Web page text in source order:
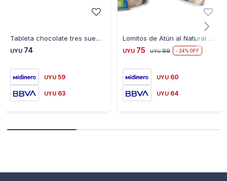
Tableta chocolate tres sueños U663 25GR sin gluten - AZUL
UYU 74
UYU 59
UYU 63
Lomitos de Atún al Natural Montalvo 160 Grs
UYU 75 UYU 99 24
UYU 60
UYU 64